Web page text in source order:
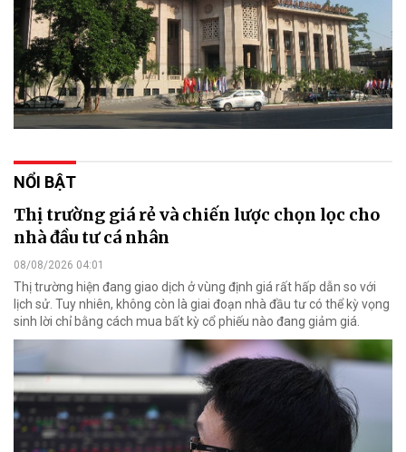
NỔI BẬT
Thị trường giá rẻ và chiến lược chọn lọc cho
nhà đầu tư cá nhân
08/08/2026 04:01
Thị trường hiện đang giao dịch ở vùng định giá rất hấp dẫn so với
lịch sử. Tuy nhiên, không còn là giai đoạn nhà đầu tư có thể kỳ vọng
sinh lời chỉ bằng cách mua bất kỳ cổ phiếu nào đang giảm giá.